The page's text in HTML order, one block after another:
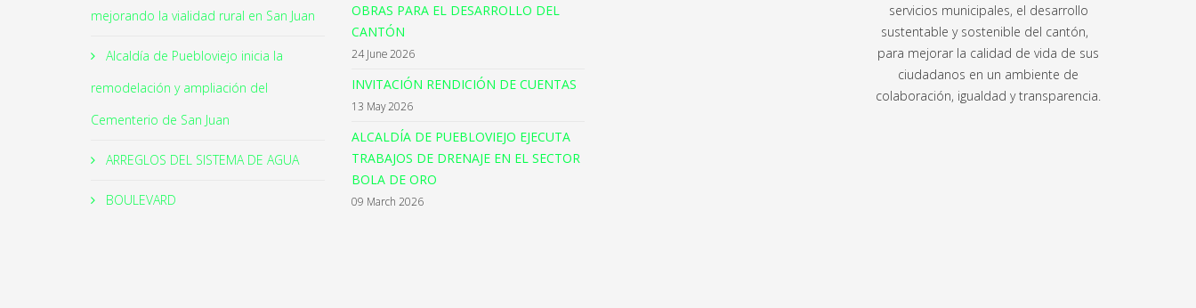
mejorando la vialidad rural en San Juan
Alcaldía de Puebloviejo inicia la
remodelación y ampliación del
Cementerio de San Juan
ARREGLOS DEL SISTEMA DE AGUA
BOULEVARD
OBRAS PARA EL DESARROLLO DEL
CANTÓN
24 June 2026
INVITACIÓN RENDICIÓN DE CUENTAS
13 May 2026
ALCALDÍA DE PUEBLOVIEJO EJECUTA
TRABAJOS DE DRENAJE EN EL SECTOR
BOLA DE ORO
09 March 2026
servicios municipales, el desarrollo
sustentable y sostenible del cantón,
para mejorar la calidad de vida de sus
ciudadanos en un ambiente de
colaboración, igualdad y transparencia.